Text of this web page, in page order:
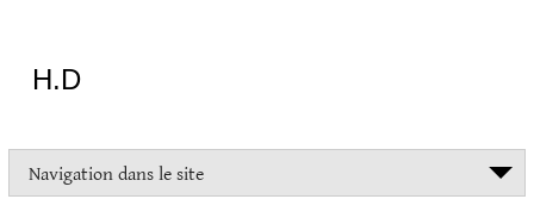
H.D
Navigation dans le site